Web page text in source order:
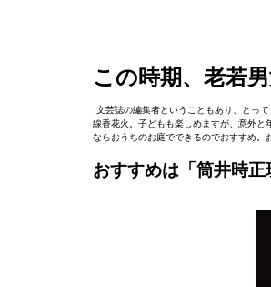
この時期、老若
文芸誌の編集者ということもあり、とっ
線香花火。子どもも楽しめますが、意外と
ならおうちのお庭でできるのでおすすめ。
おすすめは「筒井時